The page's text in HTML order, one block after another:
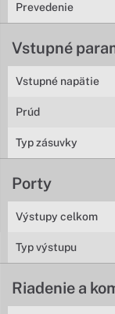
Prevedenie
Vstupné
Vstupné napätie
Prúd
Typ zásuvky
Porty
Výstupy celkom
Typ výstupu
Riadenie a